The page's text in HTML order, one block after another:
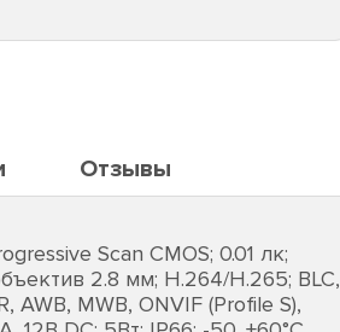
Отзывы
Scan CMOS; 0.01 лк;
2.8 мм; H.264/H.265; BLC,
AWB, MWB, ONVIF (Profile S),